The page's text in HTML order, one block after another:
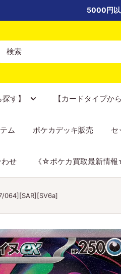
5000円以
す】 【カードタイプか
ム ポケカデッキ販売 セ
せ 《☆ポケカ買取最新情報
064][SAR][SV6a]